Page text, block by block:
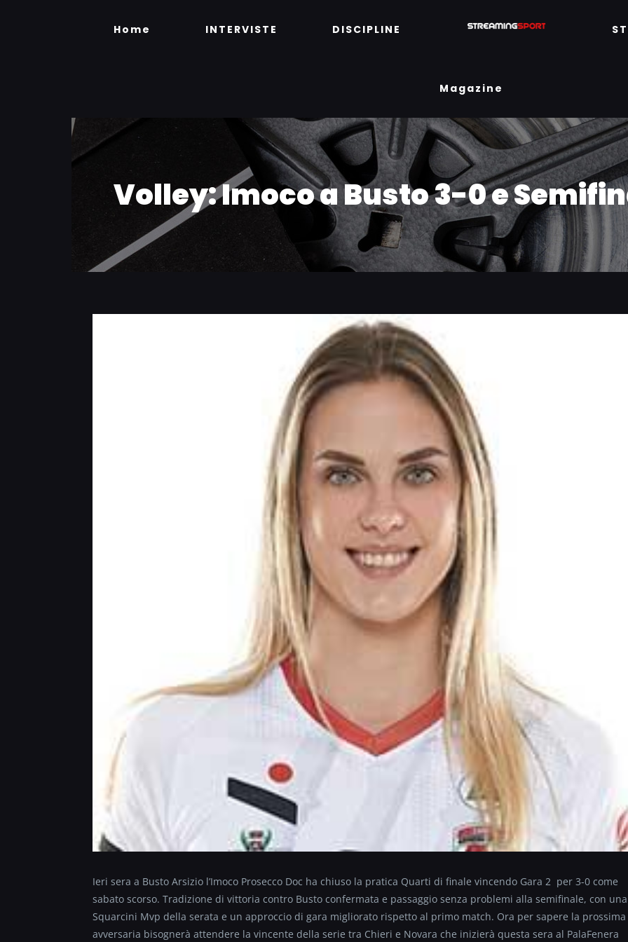
Home INTERVISTE DISCIPLINE
Magazine
Volley: Imoco a Busto 3-0 e
Ieri sera a Busto Arsizio l’Imoco Prosecco Doc ha chiuso la pratica Quarti di finale vincendo Gara 2 per 3-0 come
sabato scorso. Tradizione di vittoria contro Busto confermata e passaggio senza problemi alla semifinale, con una
Squarcini Mvp della serata e un approccio di gara migliorato rispetto al primo match. Ora per sapere la prossima
avversaria bisognerà attendere la vincente della serie tra Chieri e Novara che inizierà questa sera al PalaFenera